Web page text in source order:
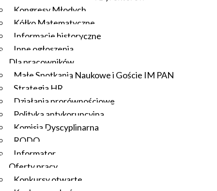
Kongresy Młodych
Kółko Matematyczne
Informacje historyczne
Inne ogłoszenia
Dla pracowników
Małe Spotkania Naukowe i Goście IM PAN
Strategia HR
Działania prorównościowe
Polityka antykorupcyjna
Komisja Dyscyplinarna
RODO
Informator
Oferty pracy
Konkursy otwarte